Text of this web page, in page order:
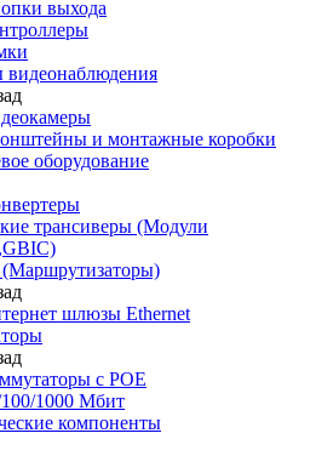
выхода
видеонаблюдения
и монтажные коробки
оборудование
трансиверы (Модули
(Маршрутизаторы)
шлюзы Ethernet
c POE
1000 Мбит
компоненты